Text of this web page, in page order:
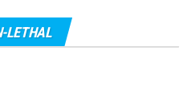
LETHAL